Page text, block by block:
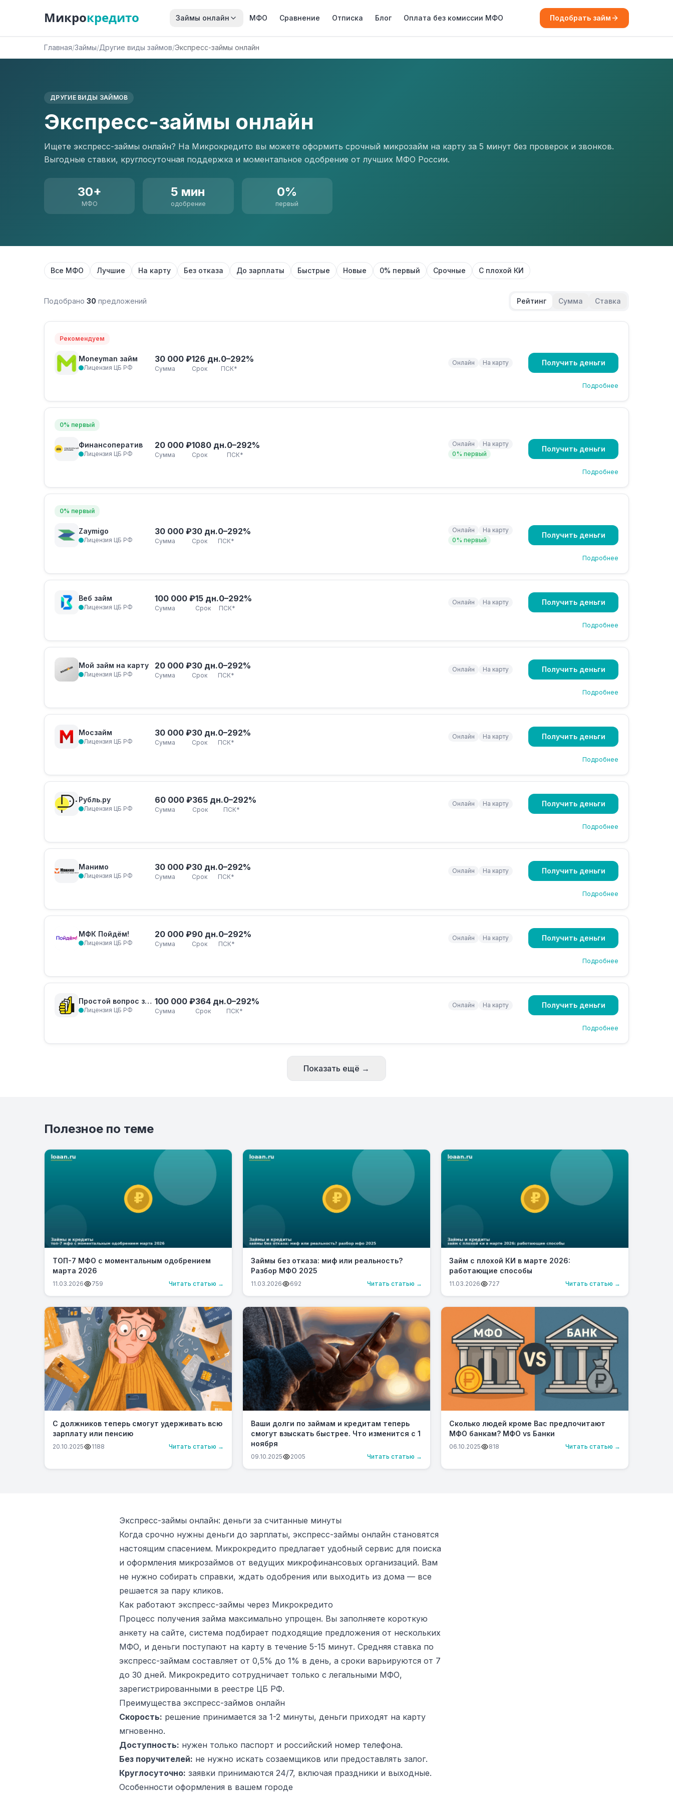
Микрокредито Займы онлайн МФО Сравнение Отписка Блог Оплата без комиссии МФО Подобрать займ
Главная/Займы/Другие виды займов/Экспресс-займы онлайн
ДРУГИЕ ВИДЫ ЗАЙМОВ
Экспресс-займы онлайн
Ищете экспресс-займы онлайн? На Микрокредито вы можете оформить срочный микрозайм на карту за 5 минут без проверок и звонков.
Выгодные ставки, круглосуточная поддержка и моментальное одобрение от лучших МФО России.
30+
МФО
5 мин
одобрение
0%
первый
Все МФО Лучшие На карту Без отказа До зарплаты Быстрые Новые 0% первый Срочные С плохой КИ
Подобрано 30 предложений Рейтинг Сумма Ставка
Рекомендуем
Moneyman займ
Лицензия ЦБ РФ
30 000 ₽
Сумма
126 дн.
Срок
0–292%
ПСК*
Онлайн На карту Получить деньги
Подробнее
0% первый
Финансоператив
Лицензия ЦБ РФ
20 000 ₽
Сумма
1080 дн.
Срок
0–292%
ПСК*
Онлайн
На карту
0% первый
Получить деньги
Подробнее
0% первый
Zaymigo
Лицензия ЦБ РФ
30 000 ₽
Сумма
30 дн.
Срок
0–292%
ПСК*
Онлайн
На карту
0% первый
Получить деньги
Подробнее
Веб займ
Лицензия ЦБ РФ
100 000 ₽
Сумма
15 дн.
Срок
0–292%
ПСК*
Онлайн На карту Получить деньги
Подробнее
Мой займ на карту
Лицензия ЦБ РФ
20 000 ₽
Сумма
30 дн.
Срок
0–292%
ПСК*
Онлайн На карту Получить деньги
Подробнее
Мосзайм
Лицензия ЦБ РФ
30 000 ₽
Сумма
30 дн.
Срок
0–292%
ПСК*
Онлайн На карту Получить деньги
Подробнее
Рубль.ру
Лицензия ЦБ РФ
60 000 ₽
Сумма
365 дн.
Срок
0–292%
ПСК*
Онлайн На карту Получить деньги
Подробнее
Манимо
Лицензия ЦБ РФ
30 000 ₽
Сумма
30 дн.
Срок
0–292%
ПСК*
Онлайн На карту Получить деньги
Подробнее
МФК Пойдём!
Лицензия ЦБ РФ
20 000 ₽
Сумма
90 дн.
Срок
0–292%
ПСК*
Онлайн На карту Получить деньги
Подробнее
Простой вопрос займ
Лицензия ЦБ РФ
100 000 ₽
Сумма
364 дн.
Срок
0–292%
ПСК*
Онлайн На карту Получить деньги
Подробнее
Показать ещё →
Полезное по теме
ТОП-7 МФО с моментальным одобрением
марта 2026
11.03.2026 759 Читать статью →
Займы без отказа: миф или реальность?
Разбор МФО 2025
11.03.2026 692 Читать статью →
Займ с плохой КИ в марте 2026:
работающие способы
11.03.2026 727 Читать статью →
С должников теперь смогут удерживать всю
зарплату или пенсию
20.10.2025 1188 Читать статью →
Ваши долги по займам и кредитам теперь
смогут взыскать быстрее. Что изменится с 1
ноября
09.10.2025 2005 Читать статью →
Сколько людей кроме Вас предпочитают
МФО банкам? МФО vs Банки
06.10.2025 818 Читать статью →
Экспресс-займы онлайн: деньги за считанные минуты
Когда срочно нужны деньги до зарплаты, экспресс-займы онлайн становятся
настоящим спасением. Микрокредито предлагает удобный сервис для поиска
и оформления микрозаймов от ведущих микрофинансовых организаций. Вам
не нужно собирать справки, ждать одобрения или выходить из дома — все
решается за пару кликов.
Как работают экспресс-займы через Микрокредито
Процесс получения займа максимально упрощен. Вы заполняете короткую
анкету на сайте, система подбирает подходящие предложения от нескольких
МФО, и деньги поступают на карту в течение 5-15 минут. Средняя ставка по
экспресс-займам составляет от 0,5% до 1% в день, а сроки варьируются от 7
до 30 дней. Микрокредито сотрудничает только с легальными МФО,
зарегистрированными в реестре ЦБ РФ.
Преимущества экспресс-займов онлайн
Скорость: решение принимается за 1-2 минуты, деньги приходят на карту
мгновенно.
Доступность: нужен только паспорт и российский номер телефона.
Без поручителей: не нужно искать созаемщиков или предоставлять залог.
Круглосуточно: заявки принимаются 24/7, включая праздники и выходные.
Особенности оформления в вашем городе